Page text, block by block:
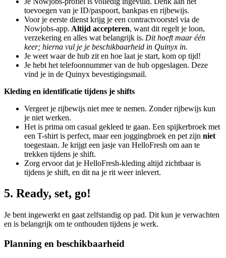
toevoegen van je ID/paspoort, bankpas en rijbewijs.
Voor je eerste dienst krijg je een contractvoorstel via de
Nowjobs-app. Altijd accepteren, want dit regelt je loon,
verzekering en alles wat belangrijk is. Dit hoeft maar één
keer; hierna vul je je beschikbaarheid in Quinyx in.
Je weet waar de hub zit en hoe laat je start, kom op tijd!
Je hebt het telefoonnummer van de hub opgeslagen. Deze
vind je in de Quinyx bevestigingsmail.
Kleding en identificatie tijdens je shifts
Vergeet je rijbewijs niet mee te nemen. Zonder rijbewijs kun
je niet werken.
Het is prima om casual gekleed te gaan. Een spijkerbroek met
een T-shirt is perfect, maar een joggingbroek en pet zijn niet
toegestaan. Je krijgt een jasje van HelloFresh om aan te
trekken tijdens je shift.
Zorg ervoor dat je HelloFresh-kleding altijd zichtbaar is
tijdens je shift, en dit na je rit weer inlevert.
5. Ready, set, go!
Je bent ingewerkt en gaat zelfstandig op pad. Dit kun je verwachten
en is belangrijk om te onthouden tijdens je werk.
Planning en beschikbaarheid